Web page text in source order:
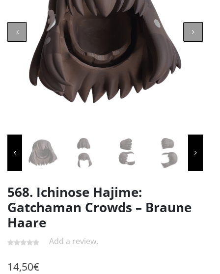
568. Ichinose Hajime:
Gatchaman Crowds – Braune
Haare
Add a review.
14,50€